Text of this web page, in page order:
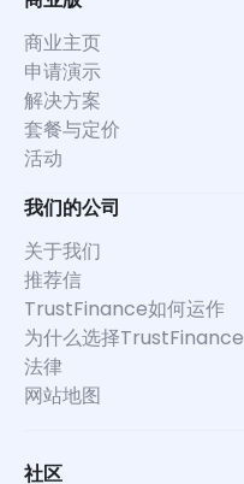
商业主页
申请演示
解决方案
套餐与定价
活动
我们的公司
关于我们
推荐信
TrustFinance如何运作
为什么选择TrustFinance
法律
网站地图
社区